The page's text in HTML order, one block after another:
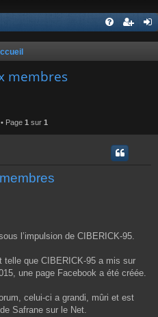
membres
Page 1 sur 1
l’impulsion de CIBERICK-95.
telle que CIBERICK-95 a mis sur
une page Facebook a été créée.
celui-ci a grandi, mûri et est
Safrane sur le Net.